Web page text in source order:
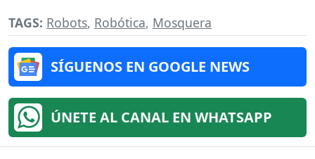
TAGS: Robots, Robótica, Mosquera
SÍGUENOS EN GOOGLE NEWS
ÚNETE AL CANAL EN WHATSAPP